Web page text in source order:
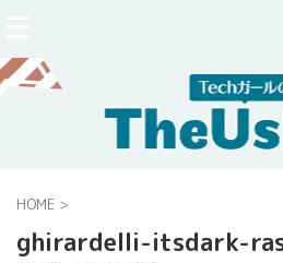
HOME >
ghirardelli-itsdark-